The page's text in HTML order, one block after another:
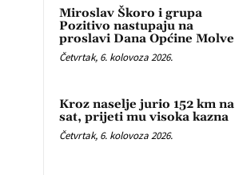
Miroslav Škoro i grupa
Pozitivo nastupaju na
proslavi Dana Općine Molve
Četvrtak, 6. kolovoza 2026.
Kroz naselje jurio 152 km na
sat, prijeti mu visoka kazna
Četvrtak, 6. kolovoza 2026.